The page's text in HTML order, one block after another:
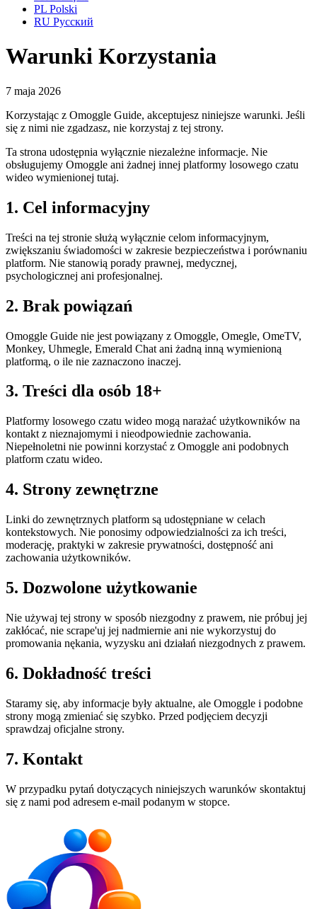
PL Polski
RU Русский
Warunki Korzystania
7 maja 2026
Korzystając z Omoggle Guide, akceptujesz niniejsze warunki. Jeśli
się z nimi nie zgadzasz, nie korzystaj z tej strony.
Ta strona udostępnia wyłącznie niezależne informacje. Nie
obsługujemy Omoggle ani żadnej innej platformy losowego czatu
wideo wymienionej tutaj.
1. Cel informacyjny
Treści na tej stronie służą wyłącznie celom informacyjnym,
zwiększaniu świadomości w zakresie bezpieczeństwa i porównaniu
platform. Nie stanowią porady prawnej, medycznej,
psychologicznej ani profesjonalnej.
2. Brak powiązań
Omoggle Guide nie jest powiązany z Omoggle, Omegle, OmeTV,
Monkey, Uhmegle, Emerald Chat ani żadną inną wymienioną
platformą, o ile nie zaznaczono inaczej.
3. Treści dla osób 18+
Platformy losowego czatu wideo mogą narażać użytkowników na
kontakt z nieznajomymi i nieodpowiednie zachowania.
Niepełnoletni nie powinni korzystać z Omoggle ani podobnych
platform czatu wideo.
4. Strony zewnętrzne
Linki do zewnętrznych platform są udostępniane w celach
kontekstowych. Nie ponosimy odpowiedzialności za ich treści,
moderację, praktyki w zakresie prywatności, dostępność ani
zachowania użytkowników.
5. Dozwolone użytkowanie
Nie używaj tej strony w sposób niezgodny z prawem, nie próbuj jej
zakłócać, nie scrape'uj jej nadmiernie ani nie wykorzystuj do
promowania nękania, wyzysku ani działań niezgodnych z prawem.
6. Dokładność treści
Staramy się, aby informacje były aktualne, ale Omoggle i podobne
strony mogą zmieniać się szybko. Przed podjęciem decyzji
sprawdzaj oficjalne strony.
7. Kontakt
W przypadku pytań dotyczących niniejszych warunków skontaktuj
się z nami pod adresem e-mail podanym w stopce.